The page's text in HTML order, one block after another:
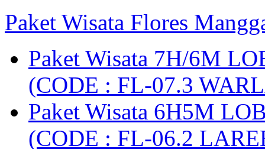
Paket Wisata Flores
Paket Wisata 7H/6M
(CODE : FL-07.3
Paket Wisata 6H5M
(CODE : FL-06.2